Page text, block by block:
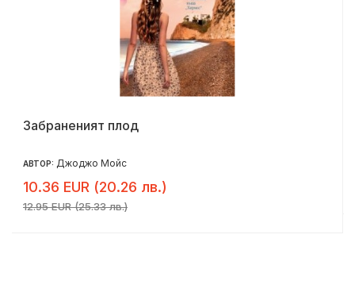
Забраненият плод
АВТОР: Джоджо Мойс
10.36 EUR (20.26 лв.)
12.95 EUR (25.33 лв.)